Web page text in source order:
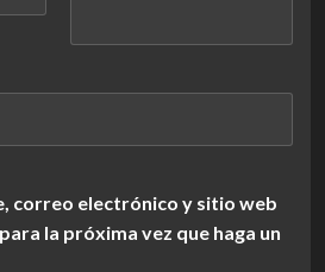
correo electrónico y sitio web
la próxima vez que haga un